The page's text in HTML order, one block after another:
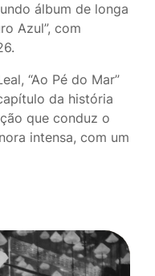
álbum de longa
Azul”, com
“Ao Pé do Mar”
da história
que conduz o
intensa, com um